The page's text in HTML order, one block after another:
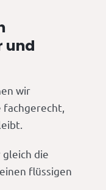
und
wir
die
flüssigen